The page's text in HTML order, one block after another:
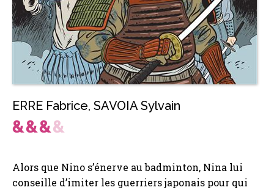
ERRE Fabrice, SAVOIA Sylvain
Alors que Nino s’énerve au badminton, Nina lui
conseille d’imiter les guerriers japonais pour qui